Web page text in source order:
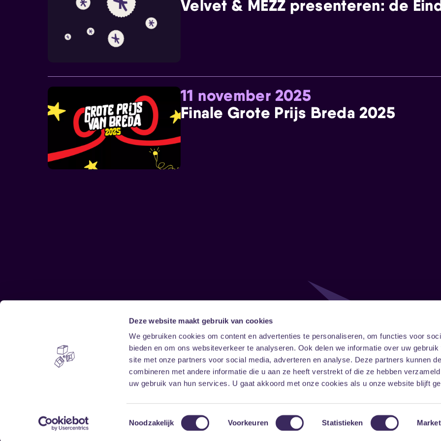
Deze website maakt gebruik van cookies
We gebruiken cookies om content en advertenties te personaliseren, om functies voor
bieden en om ons websiteverkeer te analyseren. Ook delen we informatie over uw gebruik
site met onze partners voor social media, adverteren en analyse. Deze partners kunnen
combineren met andere informatie die u aan ze heeft verstrekt of die ze hebben
uw gebruik van hun services. U gaat akkoord met onze cookies als u onze website blijft
Toestemmingsselectie
Noodzakelijk Voorkeuren Statistieken
Velvet & MEZZ presenteren: de
11 november 2025
Finale Grote Prijs Breda 2025
Home
Vrijwilligers
Disclaimer
Toegankelijkheid
Privacy & cookies
Follow
FacebookInstagramLinkedIn
Onze